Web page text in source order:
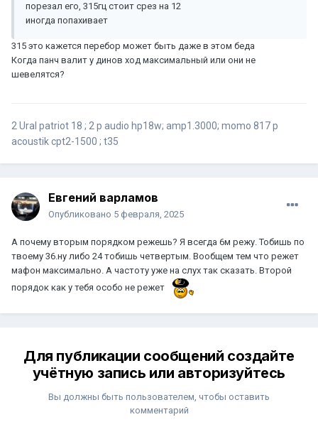
порезал его, 315гц стоит срез на 12
иногда попахивает
315 это кажется перебор может быть даже в этом беда
Когда панч валит у динов ход максимальный или они не
шевелятся?
2 Ural patriot 18 ; 2 p audio hp18w; amp1.3000; momo 817 p
acoustik cpt2-1500 ; t35
Евгений варламов
Опубликовано 5 февраля, 2025
А почему вторым порядком режешь? Я всегда 6м режу. Тобишь по
твоему 36.ну либо 24 тобишь четвертым. Вообщем тем что режет
мафон максимально. А частоту уже на слух так сказать. Второй
порядок как у тебя особо не режет
Для публикации сообщений создайте
учётную запись или авторизуйтесь
Вы должны быть пользователем, чтобы оставить
комментарий